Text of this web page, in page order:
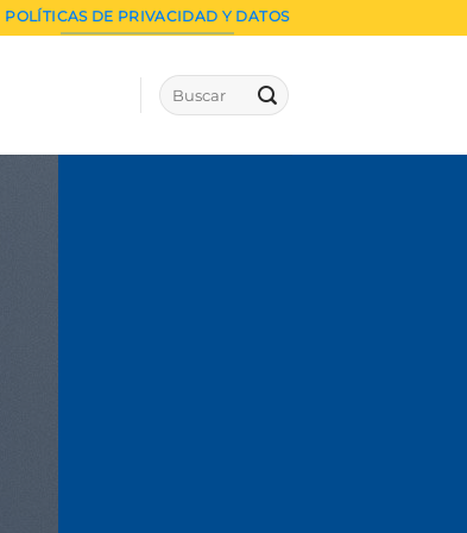
POLÍTICAS DE PRIVACIDAD Y DATOS